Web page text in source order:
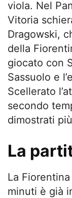
viola. Nel
Vitoria
Dragowski,
della
giocato con
Sassuolo e
Scellerato
secondo
dimostrati
La
La
minuti è già